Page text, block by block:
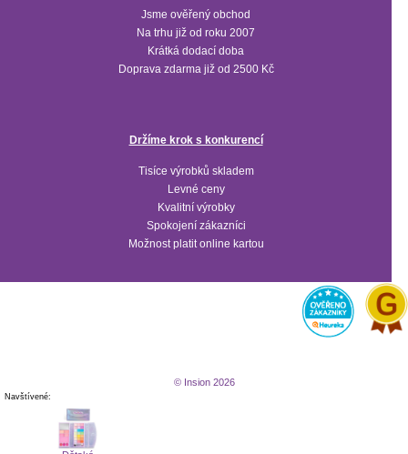
Jsme ověřený obchod
Na trhu již od roku 2007
Krátká dodací doba
Doprava zdarma již od 2500 Kč
Držíme krok s konkurencí
Tisíce výrobků skladem
Levné ceny
Kvalitní výrobky
Spokojení zákazníci
Možnost platit online kartou
© Insion 2026
Navštívené: